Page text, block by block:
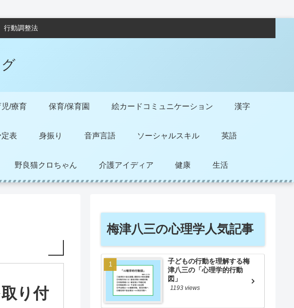
動調整法
児/療育 保育/保育園 絵カードコミュニケーション 漢字
表 身振り 音声言語 ソーシャルスキル 英語
野良猫クロちゃん 介護アイディア 健康 生活
り付
梅津八三の心理学人気記事
子どもの行動を理解する梅
津八三の「心理学的行動
図」
1193 views